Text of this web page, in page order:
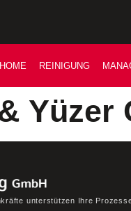
HOME REINIGUNG
Yüzer
unterstützen Ihre